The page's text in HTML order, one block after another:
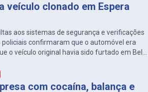
veículo clonado em Espera
aos sistemas de segurança e verificações
policiais confirmaram que o automóvel era
o veículo original havia sido furtado em Belo
com cocaína, balança e